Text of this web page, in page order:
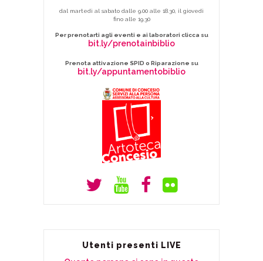
dal martedì al sabato dalle 9.00 alle 18.30, il giovedì
fino alle 19.30
Per prenotarti agli eventi e ai laboratori clicca su
bit.ly/prenotainbiblio
Prenota attivazione SPID o Riparazione su
bit.ly/appuntamentobiblio
Utenti presenti LIVE